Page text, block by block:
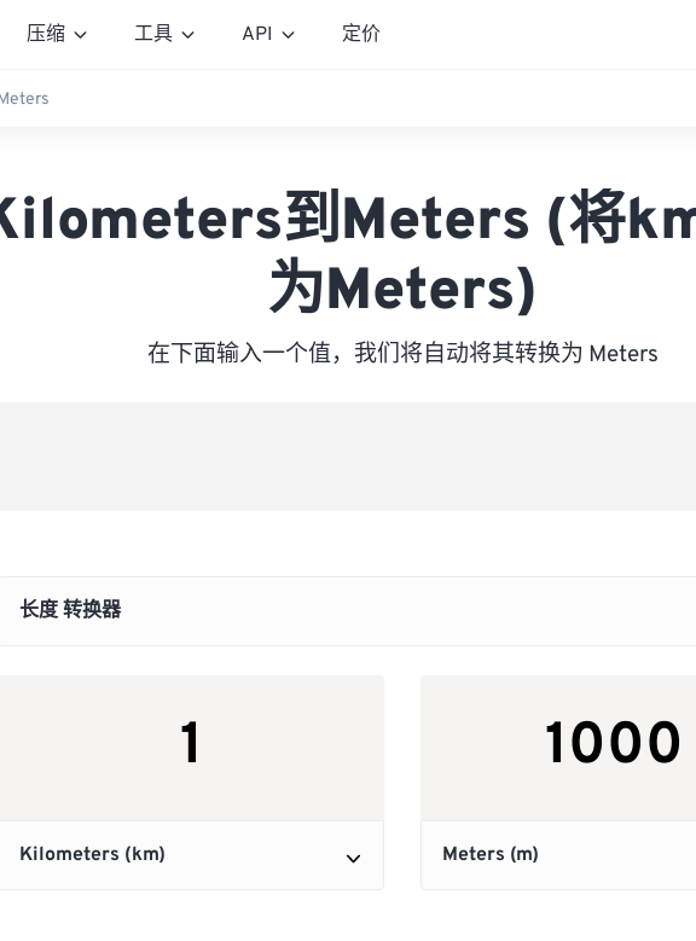
压缩 工具 API 定价
到Meters (将
为Meters)
在下面输入一个值，我们将自动将其转换为 Meters